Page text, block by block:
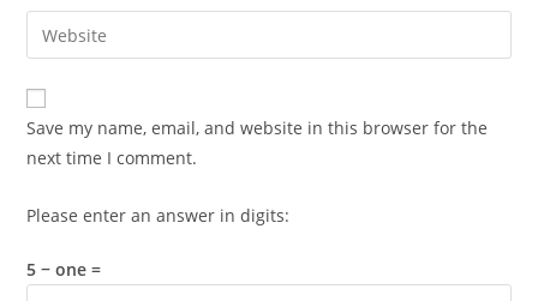
comment
email
address
comment
Enter
your
website
URL
(optional)
Save my name, email, and website in this browser for the
next time I comment.
Please enter an answer in digits:
5 − one =